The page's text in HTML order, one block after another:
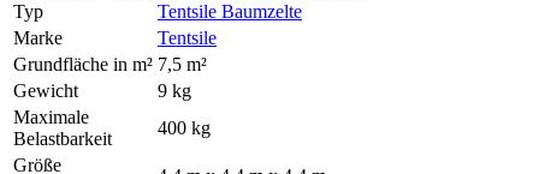
Typ
Tentsile Baumzelte
Marke
Tentsile
Grundfläche in m² 7,5 m²
Gewicht
9 kg
Maximale
Belastbarkeit
400 kg
Größe